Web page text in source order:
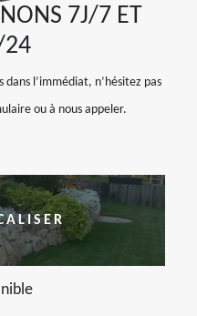
7J/7 ET
24
dans l’immédiat, n’hésitez pas
ou à nous appeler.